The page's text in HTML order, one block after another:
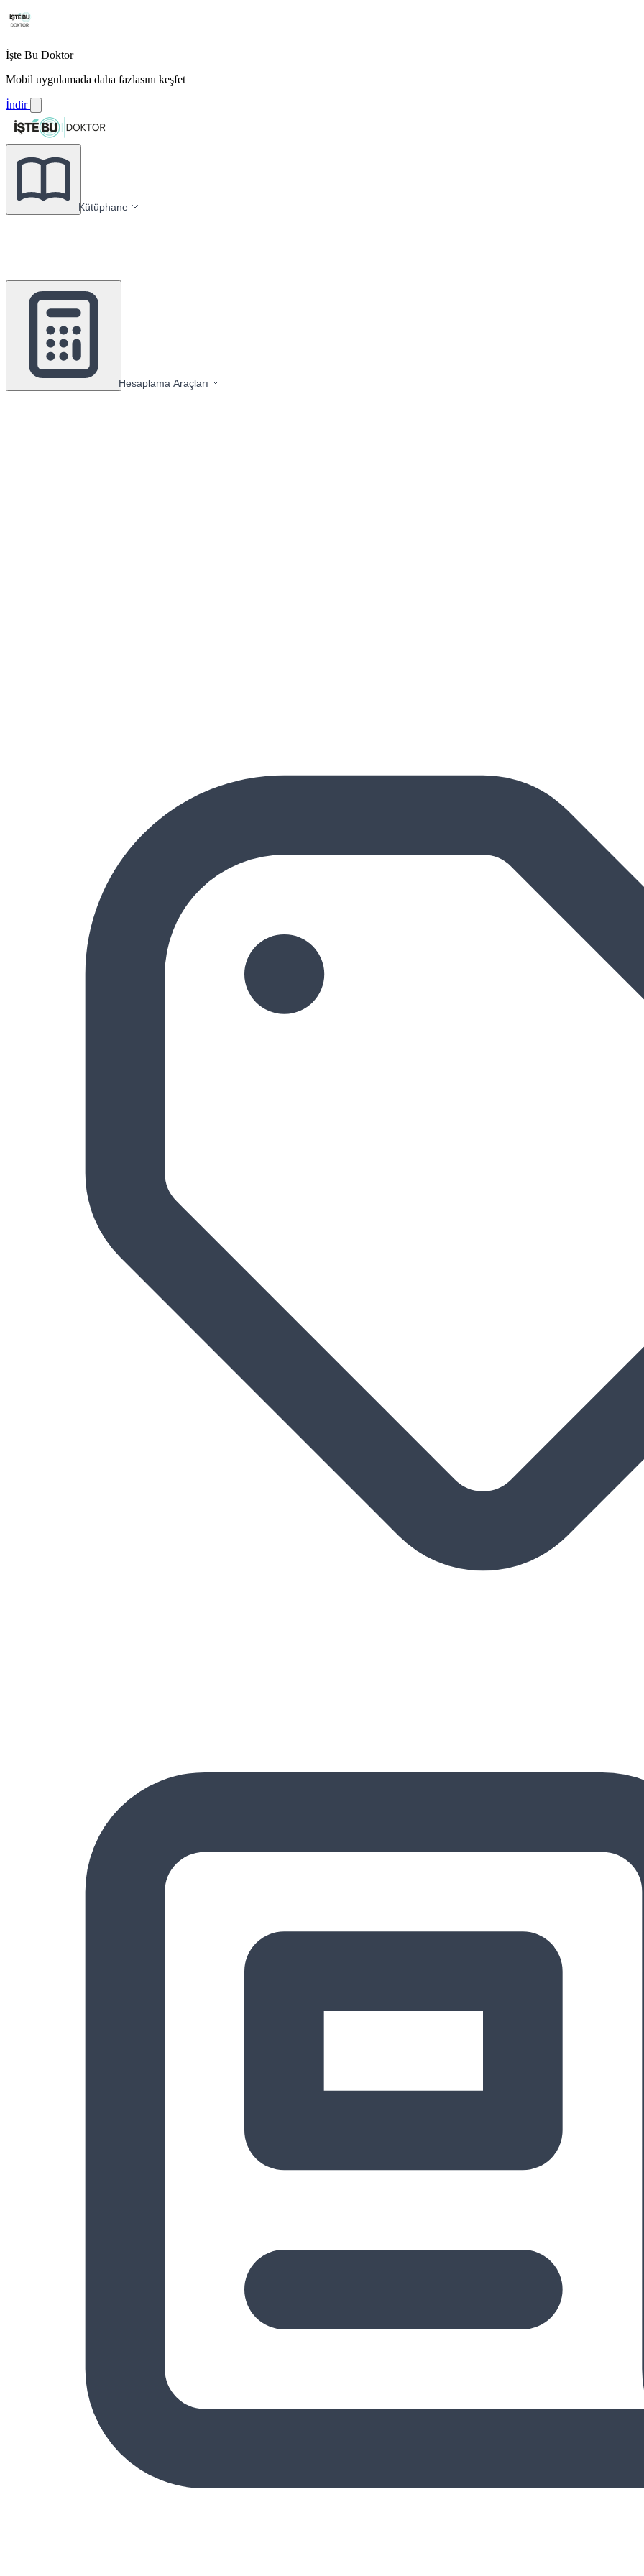
İşte Bu Doktor
Mobil uygulamada daha fazlasını keşfet
İndir
Kütüphane
Hesaplama Araçları